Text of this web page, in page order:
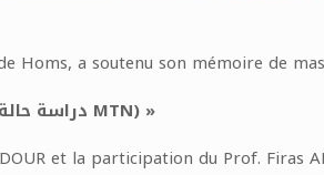
Homs, a soutenu son mémoire de
أثر هيكل رأس المال في الأداء المالي في شركات الاتصالات الخاصة (دراسة حالة شركة MTN) »
et la participation du Prof. Firas